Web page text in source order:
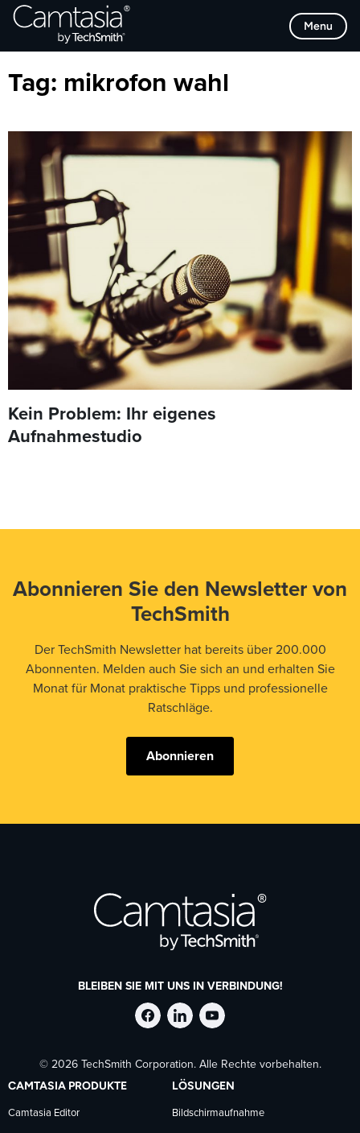
Direkt
zum
Menu
Browse Categories
Tag: mikrofon wahl
Kein Problem: Ihr eigenes
Aufnahmestudio
Abonnieren Sie den Newsletter von
TechSmith
Der TechSmith Newsletter hat bereits über 200.000
Abonnenten. Melden auch Sie sich an und erhalten Sie
Monat für Monat praktische Tipps und professionelle
Ratschläge.
Abonnieren
BLEIBEN SIE MIT UNS IN VERBINDUNG!
TechSmith
auf
Facebook
TechSmith
auf
LinkedIn
TechSmith
auf
YouTube
© 2026 TechSmith Corporation. Alle Rechte vorbehalten.
CAMTASIA PRODUKTE
Camtasia Editor
LÖSUNGEN
Bildschirmaufnahme